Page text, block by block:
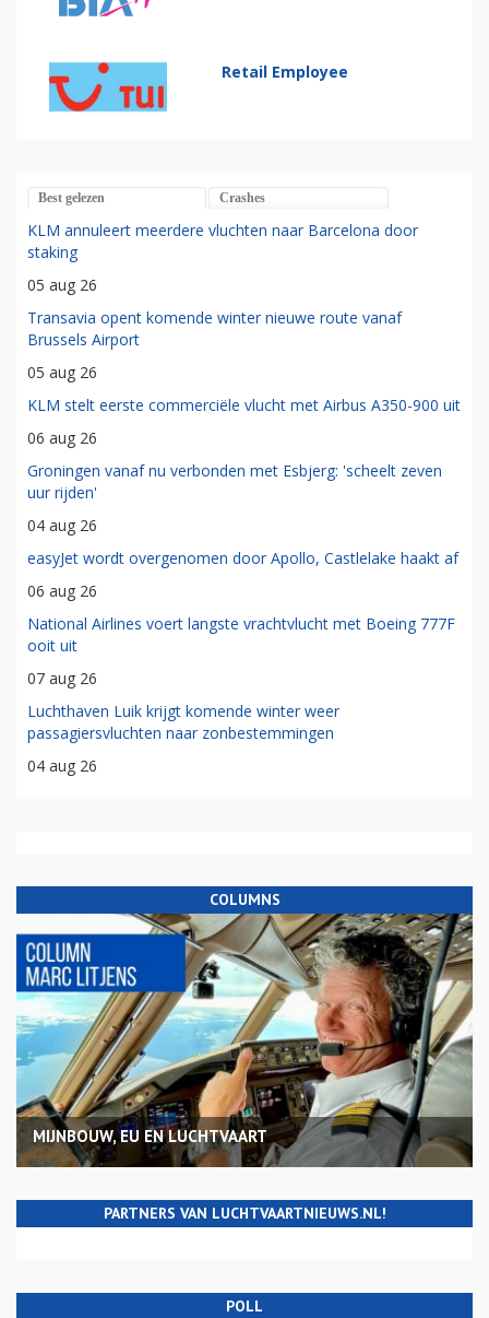
Retail Employee
Best gelezen Crashes
KLM annuleert meerdere vluchten naar Barcelona door
staking
05 aug 26
Transavia opent komende winter nieuwe route vanaf
Brussels Airport
05 aug 26
KLM stelt eerste commerciële vlucht met Airbus A350-900 uit
06 aug 26
Groningen vanaf nu verbonden met Esbjerg: 'scheelt zeven
uur rijden'
04 aug 26
easyJet wordt overgenomen door Apollo, Castlelake haakt af
06 aug 26
National Airlines voert langste vrachtvlucht met Boeing 777F
ooit uit
07 aug 26
Luchthaven Luik krijgt komende winter weer
passagiersvluchten naar zonbestemmingen
04 aug 26
COLUMNS
MIJNBOUW, EU EN LUCHTVAART
PARTNERS VAN LUCHTVAARTNIEUWS.NL!
POLL